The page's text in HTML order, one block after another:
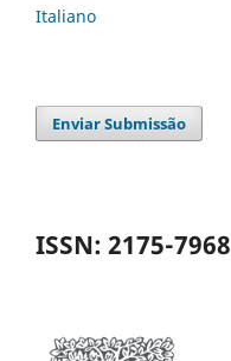
Italiano
Enviar Submissão
ISSN: 2175-7968